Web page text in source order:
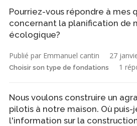
Pourriez-vous répondre à mes
concernant la planification de
écologique?
Publié par Emmanuel cantin 27
Choisir son type de fondations 1
Nous voulons construire un
pilotis à notre maison. Où puis-
l'information sur la